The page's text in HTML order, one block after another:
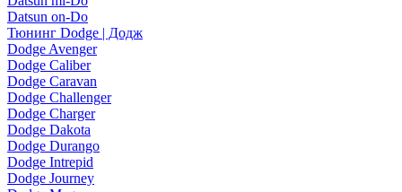
Datsun on-Do
Тюнинг Dodge | Додж
Dodge Avenger
Dodge Caliber
Dodge Caravan
Dodge Challenger
Dodge Charger
Dodge Dakota
Dodge Durango
Dodge Intrepid
Dodge Journey